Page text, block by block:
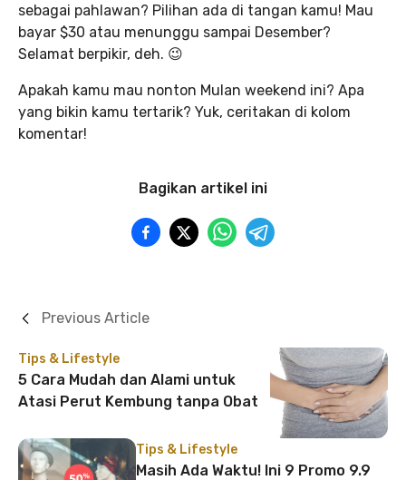
sebagai pahlawan? Pilihan ada di tangan kamu! Mau
bayar $30 atau menunggu sampai Desember?
Selamat berpikir, deh. 😉
Apakah kamu mau nonton Mulan weekend ini? Apa
yang bikin kamu tertarik? Yuk, ceritakan di kolom
komentar!
Bagikan artikel ini
Tips & Lifestyle
5 Cara Mudah dan Alami untuk
Atasi Perut Kembung tanpa Obat
Previous Article
Tips & Lifestyle
Masih Ada Waktu! Ini 9 Promo 9.9